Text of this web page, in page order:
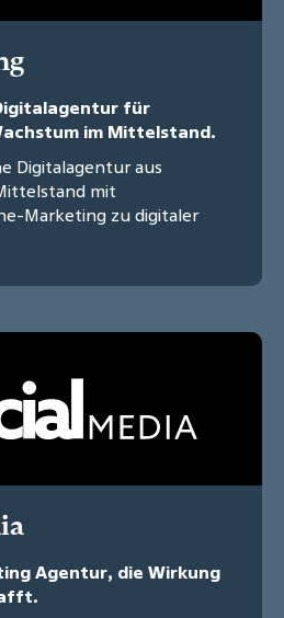
für
im Mittelstand.
Digitalagentur aus
mit
Marketing zu digitaler
Agentur, die Wirkung